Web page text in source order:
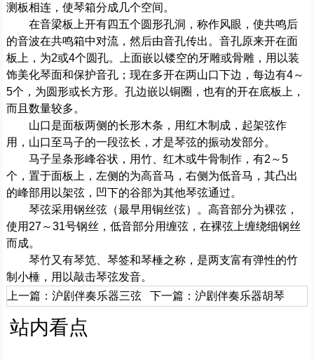
测板相连，使琴箱分成几个空间。
在音梁板上开有四五个圆形孔洞，称作风眼，使共鸣后
的音波在共鸣箱中对流，然后由音孔传出。音孔原来开在面
板上，为2或4个圆孔。上面嵌以镂空的牙雕或骨雕，用以装
饰美化琴面和保护音孔；现在多开在两山口下边，每边有4～
5个，为圆形或长方形。孔边嵌以铜圈，也有的开在底板上，
而且数量较多。
山口是面板两侧的长形木条，用红木制成，起架弦作
用，山口至马子的一段弦长，才是琴弦的振动发部分。
马子呈条形峰谷状，用竹、红木或牛骨制作，有2～5
个，置于面板上，左侧的为高音马，右侧为低音马，其凸出
的峰部用以架弦，凹下的谷部为其他琴弦通过。
琴弦采用钢丝弦（最早用铜丝弦）。高音部分为裸弦，
使用27～31号钢丝，低音部分用缠弦，在裸弦上缠绕细钢丝
而成。
琴竹又有琴笕、琴签和琴棰之称，是两支富有弹性的竹
制小棰，用以敲击琴弦发音。
上一篇：沪剧伴奏乐器三弦 下一篇：沪剧伴奏乐器胡琴
站内看点